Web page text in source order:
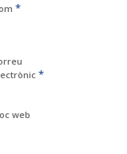
*
*
web